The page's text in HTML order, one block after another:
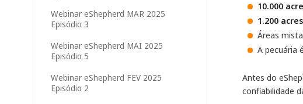
Webinar eShepherd MAR 2025
Episódio 3
Webinar eShepherd MAI 2025
Episódio 5
Webinar eShepherd FEV 2025
Episódio 2
10.000
1.200
Áreas
A pecuária
Antes do
confiabilidade